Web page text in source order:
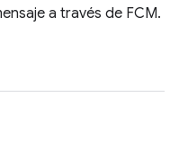
a través de FCM.